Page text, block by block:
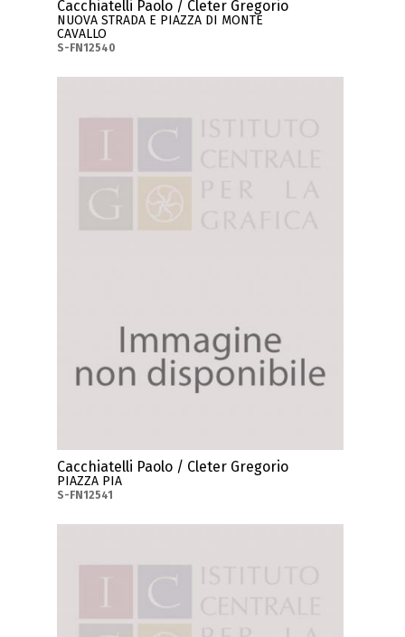
Cacchiatelli Paolo / Cleter Gregorio
NUOVA STRADA E PIAZZA DI MONTE
CAVALLO
S-FN12540
Cacchiatelli Paolo / Cleter Gregorio
PIAZZA PIA
S-FN12541